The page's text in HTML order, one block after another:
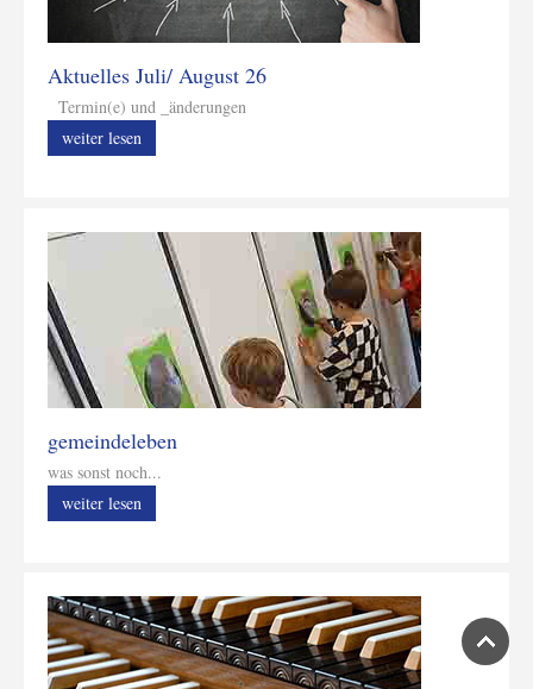
Aktuelles Juli/ August 26
Termin(e) und _änderungen
weiter lesen
gemeindeleben
was sonst noch...
weiter lesen